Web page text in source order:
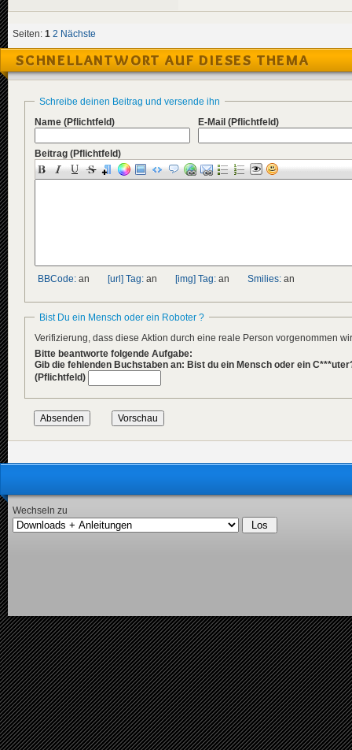
Seiten: 1 2 Nächste
SCHNELLANTWORT AUF DIESES THEMA
Schreibe deinen Beitrag und versende ihn
Name (Pflichtfeld) E-Mail (Pflichtfeld)
Beitrag (Pflichtfeld)
BBCode: an [url] Tag: an [img] Tag: an Smilies: an
Bist Du ein Mensch oder ein Roboter ?
Verifizierung, dass diese Aktion durch eine reale Person vorgenommen
Bitte beantworte folgende Aufgabe:
Gib die fehlenden Buchstaben an: Bist du ein Mensch oder ein
(Pflichtfeld)
Wechseln zu